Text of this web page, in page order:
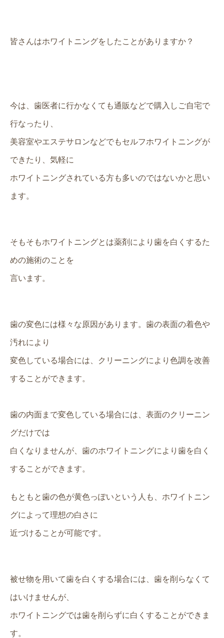
皆さんはホワイトニングをしたことがありますか？
今は、歯医者に行かなくても通販などで購入しご自宅で
行なったり、
美容室やエステサロンなどでもセルフホワイトニングが
できたり、気軽に
ホワイトニングされている方も多いのではないかと思い
ます。
そもそもホワイトニングとは薬剤により歯を白くするた
めの施術のことを
言います。
歯の変色には様々な原因があります。歯の表面の着色や
汚れにより
変色している場合には、クリーニングにより色調を改善
することができます。
歯の内面まで変色している場合には、表面のクリーニン
グだけでは
白くなりませんが、歯のホワイトニングにより歯を白く
することができます。
もともと歯の色が黄色っぽいという人も、ホワイトニン
グによって理想の白さに
近づけることが可能です。
被せ物を用いて歯を白くする場合には、歯を削らなくて
はいけませんが、
ホワイトニングでは歯を削らずに白くすることができま
す。